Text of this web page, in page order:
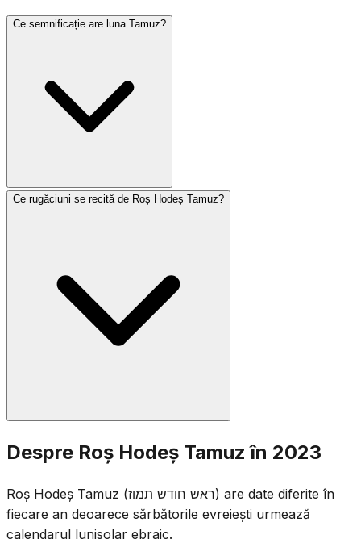
Ce semnificație are luna Tamuz?
Săptămâni de doliu care duc la Tișa BeAv. Conform
tradiției, păcatul Vițelului de Aur și spargerea primelor
table de către Moise au avut loc în această lună.
Ce rugăciuni se recită de Roș Hodeș Tamuz?
Se recită rugăciunile standard de Roș Hodeș: jumătate
din Halel, Ya'ale V'Yavo, lectura din Tora și Musaf. Deși
Roș Hodeș în sine este o zi de bucurie, comunitatea este
conștientă că solemna perioadă a celor Trei Săptămâni
începe mai târziu în lună, pe 17 Tamuz.
Despre Roș Hodeș Tamuz în 2023
Roș Hodeș Tamuz (ראש חודש תמוז) are date diferite în
fiecare an deoarece sărbătorile evreiești urmează
calendarul lunisolar ebraic.